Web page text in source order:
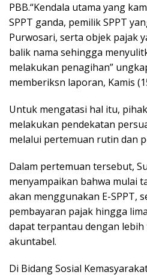
PBB.“Kendala utama yang
SPPT ganda, pemilik SPPT
Purwosari, serta objek pajak
balik nama sehingga
melakukan penagihan”
memberiksn laporan, Kamis
Untuk mengatasi hal itu,
melakukan pendekatan
melalui pertemuan rutin dan
Dalam pertemuan tersebut,
menyampaikan bahwa mulai
akan menggunakan E-SPPT,
pembayaran pajak hingga
dapat terpantau dengan
akuntabel.
Di Bidang Sosial